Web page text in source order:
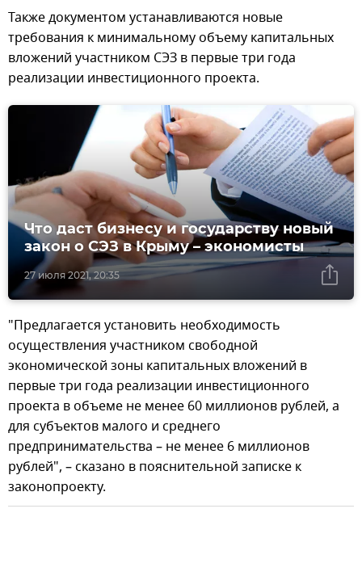
Также документом устанавливаются новые
требования к минимальному объему капитальных
вложений участником СЭЗ в первые три года
реализации инвестиционного проекта.
27 июля 2021, 20:35
Что даст бизнесу и государству новый
закон о СЭЗ в Крыму – экономисты
"Предлагается установить необходимость
осуществления участником свободной
экономической зоны капитальных вложений в
первые три года реализации инвестиционного
проекта в объеме не менее 60 миллионов рублей, а
для субъектов малого и среднего
предпринимательства – не менее 6 миллионов
рублей", – сказано в пояснительной записке к
законопроекту.